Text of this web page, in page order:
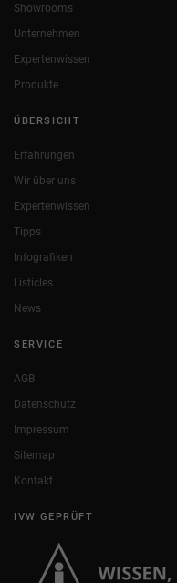
Showrooms
Unternehmen
Expertenwissen
Produkte
ÜBERSICHT
Erfahrungen
Wir über uns
Expertenwissen
Tipps
Infografiken
Listicles
News
SERVICE
AGB
Datenschutz
Impressum
Sitemap
Kontakt
IVW GEPRÜFT